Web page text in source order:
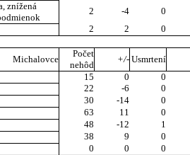
znížená
2 -4
0
2 2
0
Michalovce
Počet
nehôd
+/- Usmrtení
15 0
0
22 -6
0
30 -14
0
63 11
0
48 -12
1
38 9
0
0 0
0